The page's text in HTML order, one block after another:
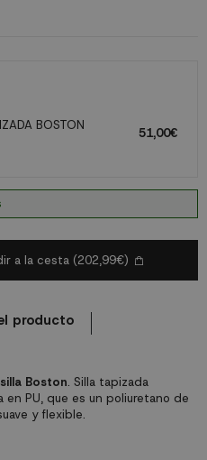
Boston. Silla tapizada
PU, que es un poliuretano de
y flexible.
BOSTON
51,00€
a la cesta (202,99€)
producto